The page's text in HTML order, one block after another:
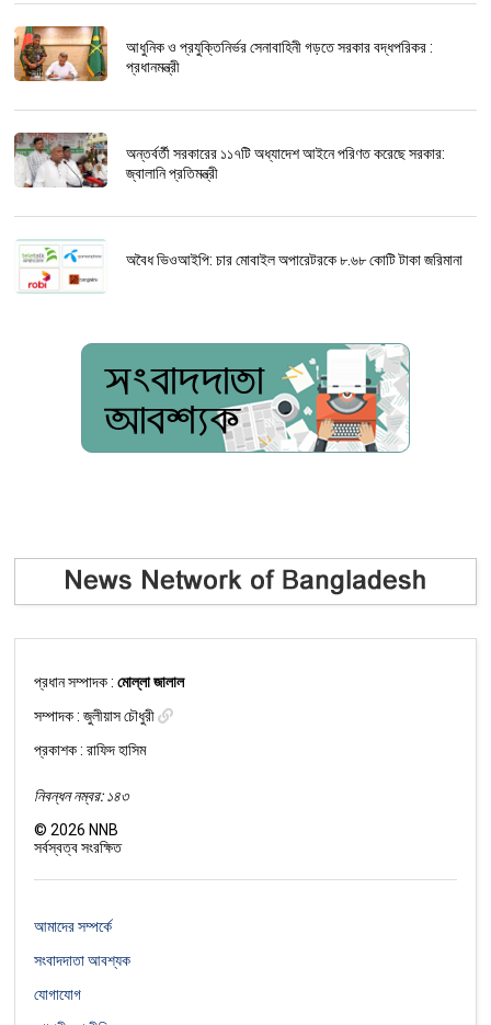
আধুনিক ও প্রযুক্তিনির্ভর সেনাবাহিনী গড়তে সরকার বদ্ধপরিকর :
প্রধানমন্ত্রী
অন্তর্বর্তী সরকারের ১১৭টি অধ্যাদেশ আইনে পরিণত করেছে সরকার:
জ্বালানি প্রতিমন্ত্রী
অবৈধ ভিওআইপি: চার মোবাইল অপারেটরকে ৮.৬৮ কোটি টাকা জরিমানা
প্রধান সম্পাদক :মোল্লা জালাল
সম্পাদক :জুলীয়াস চৌধুরী
প্রকাশক : রাফিদ হাসিম
নিবন্ধন নম্বর: ১৪৩
©2026 NNB
সর্বস্বত্ব সংরক্ষিত
আমাদের সম্পর্কে
সংবাদদাতা আবশ্যক
যোগাযোগ